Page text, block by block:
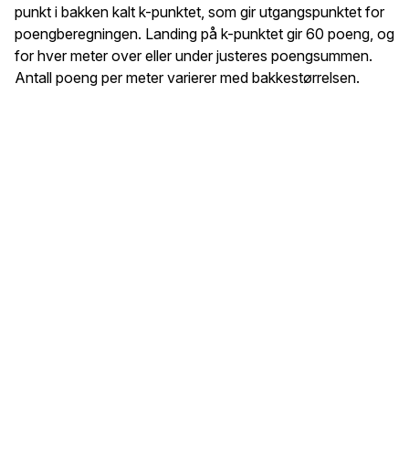
punkt i bakken kalt k-punktet, som gir utgangspunktet for
poengberegningen. Landing på k-punktet gir 60 poeng, og
for hver meter over eller under justeres poengsummen.
Antall poeng per meter varierer med bakkestørrelsen.